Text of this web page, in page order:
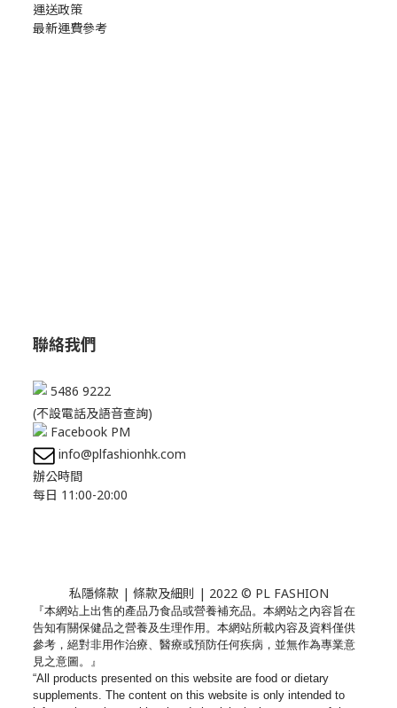
運送政策
最新運費參考
聯絡我們
5486 9222
(不設電話及語音查詢)
Facebook PM
info@plfashionhk.com
辦公時間
每日 11:00-20:00
私隱條款| 條款及細則 | 2022 © PL FASHION
『本網站上出售的產品乃食品或營養補充品。 本網站之內容旨在
告知有關保健品之營養及生理作用。 本網站所載內容及資料僅供
參考，絕對非用作治療、 醫療或預防任何疾病，並無作為專業意
見之意圖。』
“All products presented on this website are food or dietary
supplements. The content on this website is only intended to